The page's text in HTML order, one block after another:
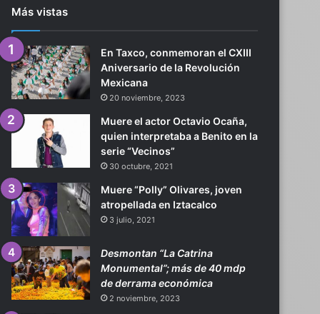
Más vistas
En Taxco, conmemoran el CXIII
Aniversario de la Revolución
Mexicana
20 noviembre, 2023
Muere el actor Octavio Ocaña,
quien interpretaba a Benito en la
serie “Vecinos”
30 octubre, 2021
Muere “Polly” Olivares, joven
atropellada en Iztacalco
3 julio, 2021
Desmontan “La Catrina
Monumental”; más de 40 mdp
de derrama económica
2 noviembre, 2023